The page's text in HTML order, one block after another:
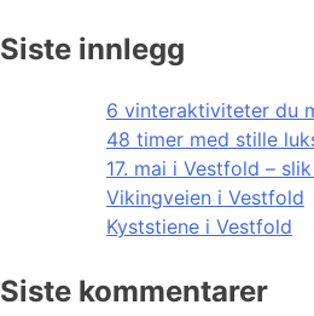
Siste innlegg
6 vinteraktiviteter du
48 timer med stille
17. mai i Vestfold –
Vikingveien i Vestfold
Kyststiene i Vestfold
Siste kommentarer